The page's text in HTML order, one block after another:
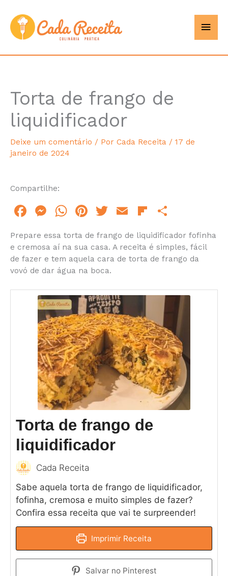
para
conteúdo
Torta de frango de
liquidificador
Deixe um comentário / Por Cada Receita / 17 de
janeiro de 2024
Compartilhe:
F
c
e
b
o
o
M
s
s
e
n
g
er
W
at
s
A
p
p
Pi
n
te
re
st
T
itt
er
E
m
ai
l
Fl
ip
b
o
d
h
ar
e
Prepare essa torta de frango de liquidificador fofinha
e cremosa aí na sua casa. A receita é simples, fácil
de fazer e tem aquela cara de torta de frango da
vovó de dar água na boca.
Torta de frango de
liquidificador
Cada Receita
Sabe aquela torta de frango de liquidificador,
fofinha, cremosa e muito simples de fazer?
Confira essa receita que vai te surpreender!
Imprimir Receita
Salvar no Pinterest
hour minutes